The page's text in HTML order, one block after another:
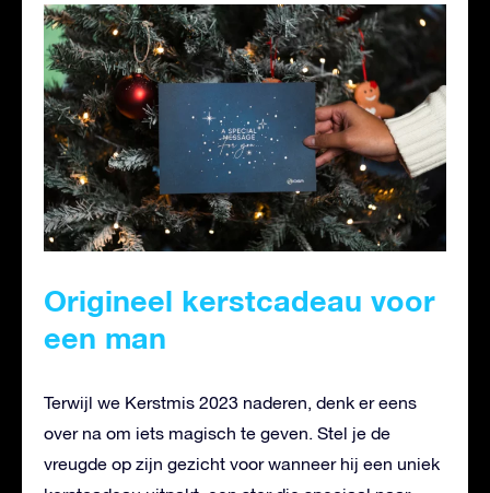
Origineel kerstcadeau voor
een man
Terwijl we Kerstmis 2023 naderen, denk er eens
over na om iets magisch te geven. Stel je de
vreugde op zijn gezicht voor wanneer hij een uniek